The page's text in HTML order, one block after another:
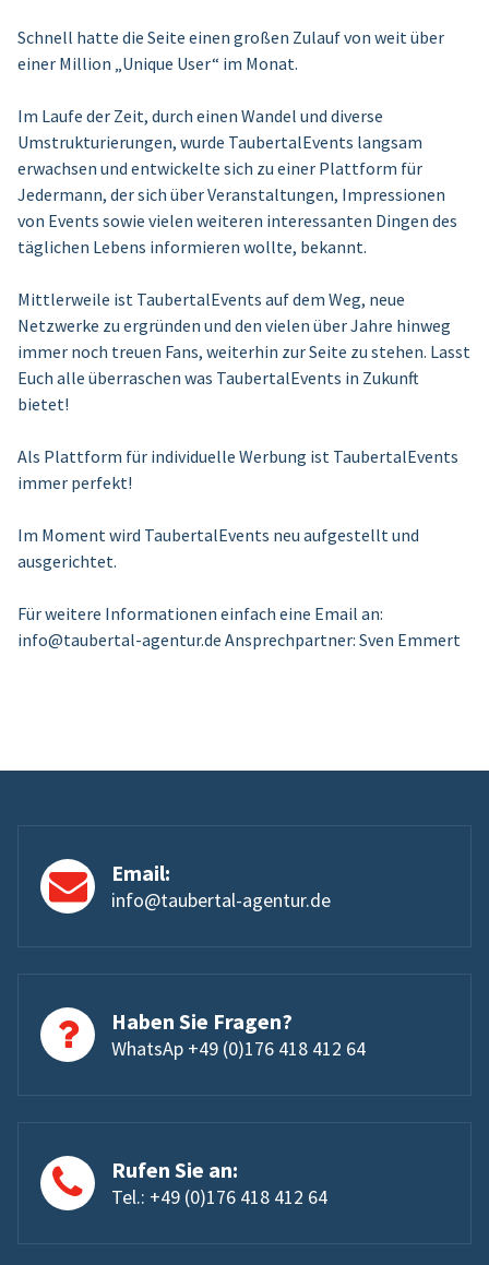
Schnell hatte die Seite einen großen Zulauf von weit über
einer Million „Unique User“ im Monat.
Im Laufe der Zeit, durch einen Wandel und diverse
Umstrukturierungen, wurde TaubertalEvents langsam
erwachsen und entwickelte sich zu einer Plattform für
Jedermann, der sich über Veranstaltungen, Impressionen
von Events sowie vielen weiteren interessanten Dingen des
täglichen Lebens informieren wollte, bekannt.
Mittlerweile ist TaubertalEvents auf dem Weg, neue
Netzwerke zu ergründen und den vielen über Jahre hinweg
immer noch treuen Fans, weiterhin zur Seite zu stehen. Lasst
Euch alle überraschen was TaubertalEvents in Zukunft
bietet!
Als Plattform für individuelle Werbung ist TaubertalEvents
immer perfekt!
Im Moment wird TaubertalEvents neu aufgestellt und
ausgerichtet.
Für weitere Informationen einfach eine Email an:
info@taubertal-agentur.de Ansprechpartner: Sven Emmert
Email:
info@taubertal-agentur.de
Haben Sie Fragen?
WhatsAp +49 (0)176 418 412 64
Rufen Sie an:
Tel.: +49 (0)176 418 412 64